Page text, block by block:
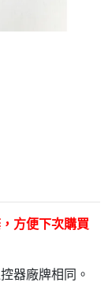
方便下次購買
器廠牌相同。